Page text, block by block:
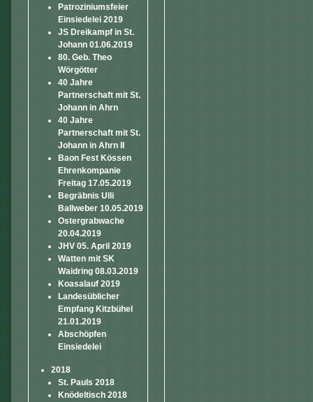
Patroziniumsfeier
Einsiedelei 2019
JS Dreikampf in St.
Johann 01.06.2019
80. Geb. Theo
Wörgötter
40 Jahre
Partnerschaft mit St.
Johann in Ahrn
40 Jahre
Partnerschaft mit St.
Johann in Ahrn II
Baon Fest Kössen
Ehrenkompanie
Freitag 17.05.2019
Begräbnis Ulli
Ballweber 10.05.2019
Ostergrabwache
20.04.2019
JHV 05. April 2019
Watten mit SK
Waidring 08.03.2019
Koasalauf 2019
Landesüblicher
Empfang Kitzbühel
21.01.2019
Abschöpfen
Einsiedelei
2018
St. Pauls 2018
Knödeltisch 2018